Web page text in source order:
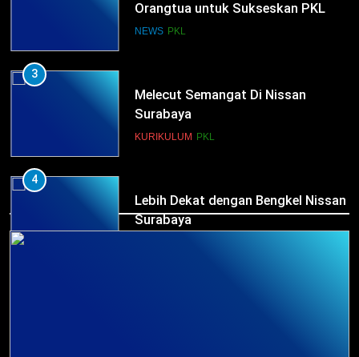
Orangtua untuk Sukseskan PKL
Kompetensi Keahlian TKRO
NEWS PKL
3
Melecut Semangat Di Nissan
Surabaya
KURIKULUM PKL
4
Lebih Dekat dengan Bengkel Nissan
Surabaya
HUMAS